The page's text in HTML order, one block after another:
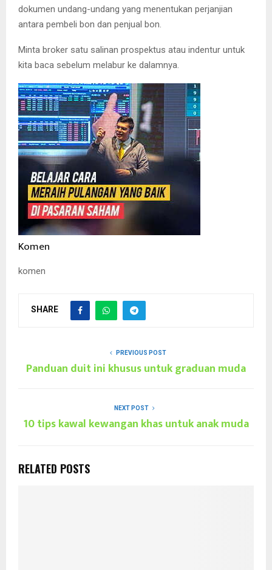
dokumen undang-undang yang menentukan perjanjian
antara pembeli bon dan penjual bon.
Minta broker satu salinan prospektus atau indentur untuk
kita baca sebelum melabur ke dalamnya.
Komen
komen
SHARE
PREVIOUS POST
Panduan duit ini khusus untuk graduan muda
NEXT POST
10 tips kawal kewangan khas untuk anak muda
RELATED POSTS